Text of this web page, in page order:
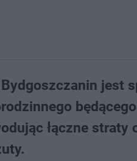
jest
łączne straty